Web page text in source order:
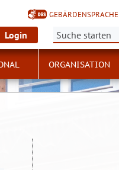
GEBÄRDENSPRACHE
Login Suche:
ORGANISATION